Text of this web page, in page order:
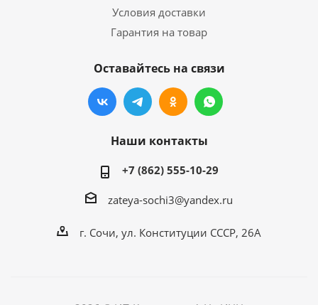
Условия доставки
Гарантия на товар
Оставайтесь на связи
Наши контакты
+7 (862) 555-10-29
zateya-sochi3@yandex.ru
г. Сочи, ул. Конституции СССР, 26А